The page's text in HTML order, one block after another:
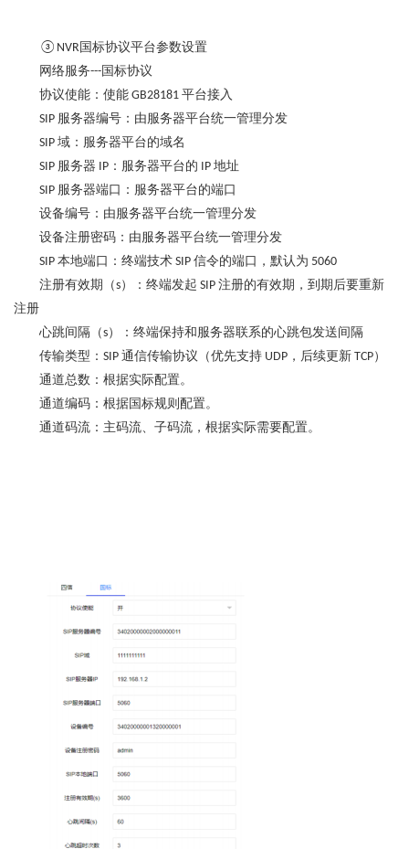
③ NVR 国标协议平台参数设置
网络服务--- 国标协议
协议使能：使能 GB28181 平台接入
SIP 服务器编号：由服务器平台统一管理分发
SIP 域：服务器平台的域名
SIP 服务器 IP ：服务器平台的 IP 地址
SIP 服务器端口：服务器平台的端口
设备编号：由服务器平台统一管理分发
设备注册密码：由服务器平台统一管理分发
SIP 本地端口：终端技术 SIP 信令的端口，默认为 5060
注册有效期（s）：终端发起 SIP 注册的有效期，到期后要重新
注册
心跳间隔（s）：终端保持和服务器联系的心跳包发送间隔
传输类型： SIP 通信传输协议（优先支持 UDP ，后续更新 TCP）
通道总数：根据实际配置。
通道编码：根据国标规则配置。
通道码流：主码流、子码流，根据实际需要配置。